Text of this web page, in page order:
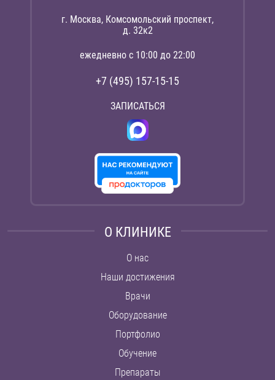
г. Москва, Комсомольский проспект,
д. 32к2
ежедневно с 10:00 до 22:00
+7 (495) 157-15-15
ЗАПИСАТЬСЯ
О КЛИНИКЕ
О нас
Наши достижения
Врачи
Оборудование
Портфолио
Обучение
Препараты